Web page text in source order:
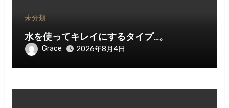
未分類
水を使ってキレイにするタイプ…。
Grace 2026年8月4日